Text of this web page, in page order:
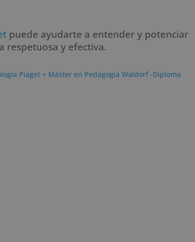
puede ayudarte a entender y potenciar
respetuosa y efectiva.
Piaget + Máster en Pedagogía Waldorf -Diploma